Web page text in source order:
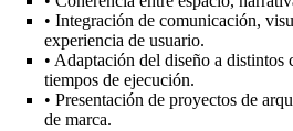
• Integración de comunicación,
experiencia de usuario.
• Adaptación del diseño a distintos
tiempos de ejecución.
• Presentación de proyectos de
de marca.